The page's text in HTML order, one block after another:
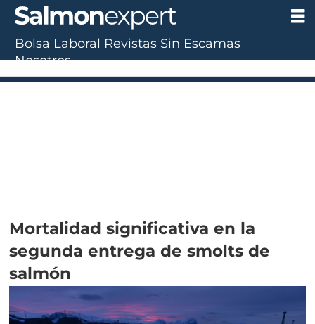
Mortalidad significativa en la
segunda entrega de smolts de
salmón
Bolsa Laboral Revistas Sin Escamas
Nosotros